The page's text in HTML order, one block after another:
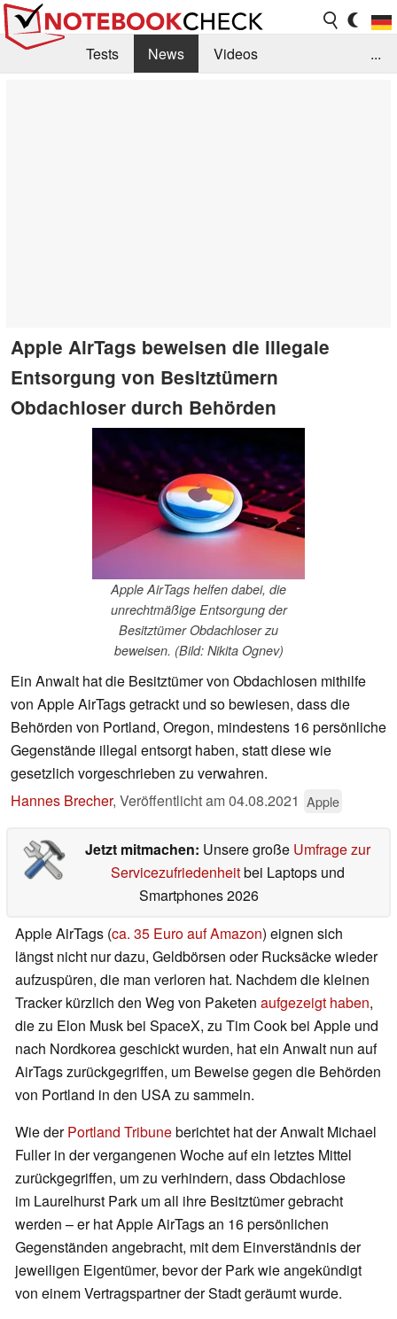
Tests News
Videos
...
Apple AirTags beweisen die illegale
Entsorgung von Besitztümern
Obdachloser durch Behörden
Apple AirTags helfen dabei, die
unrechtmäßige Entsorgung der
Besitztümer Obdachloser zu
beweisen. (Bild: Nikita Ognev)
Ein Anwalt hat die Besitztümer von Obdachlosen mithilfe
von Apple AirTags getrackt und so bewiesen, dass die
Behörden von Portland, Oregon, mindestens 16 persönliche
Gegenstände illegal entsorgt haben, statt diese wie
gesetzlich vorgeschrieben zu verwahren.
Hannes Brecher, Veröffentlicht am04.08.2021 Apple
Jetzt mitmachen: Unsere große Umfrage zur
Servicezufriedenheitbei Laptops und
Smartphones 2026
Apple AirTags (ca. 35 Euro auf Amazon) eignen sich
längst nicht nur dazu, Geldbörsen oder Rucksäcke wieder
aufzuspüren, die man verloren hat. Nachdem die kleinen
Tracker kürzlich den Weg von Paketen aufgezeigt haben,
die zu Elon Musk bei SpaceX, zu Tim Cook bei Apple und
nach Nordkorea geschickt wurden, hat ein Anwalt nun auf
AirTags zurückgegriffen, um Beweise gegen die Behörden
von Portland in den USA zu sammeln.
Wie derPortland Tribuneberichtet hat der Anwalt Michael
Fuller in der vergangenen Woche auf ein letztes Mittel
zurückgegriffen, um zu verhindern, dass Obdachlose
im Laurelhurst Park um all ihre Besitztümer gebracht
werden – er hat Apple AirTags an 16 persönlichen
Gegenständen angebracht, mit dem Einverständnis der
jeweiligen Eigentümer, bevor der Park wie angekündigt
von einem Vertragspartner der Stadt geräumt wurde.